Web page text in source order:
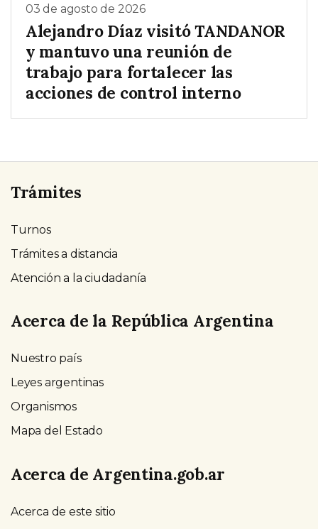
03 de agosto de 2026
Alejandro Díaz visitó TANDANOR
y mantuvo una reunión de
trabajo para fortalecer las
acciones de control interno
Trámites
Turnos
Trámites a distancia
Atención a la ciudadanía
Acerca de la República Argentina
Nuestro país
Leyes argentinas
Organismos
Mapa del Estado
Acerca de Argentina.gob.ar
Acerca de este sitio